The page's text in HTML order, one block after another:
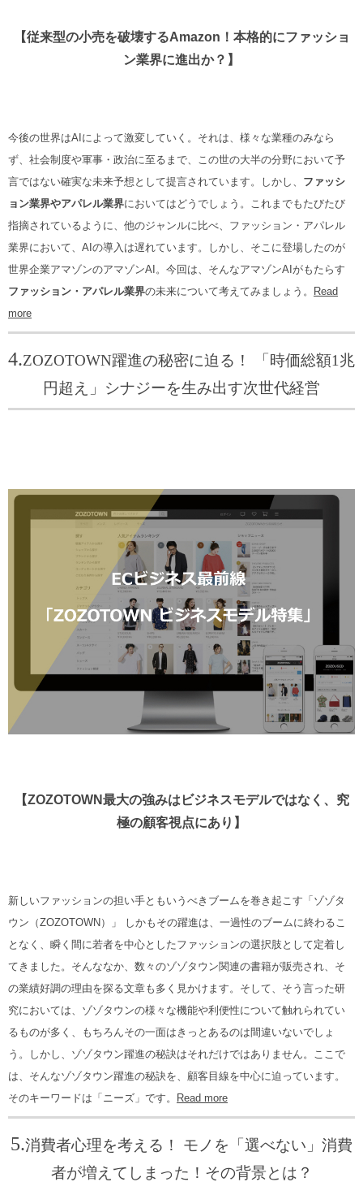
【従来型の小売を破壊するAmazon！本格的にファッショ
ン業界に進出か？】
今後の世界はAIによって激変していく。それは、様々な業種のみなら
ず、社会制度や軍事・政治に至るまで、この世の大半の分野において予
言ではない確実な未来予想として提言されています。しかし、 ファッシ
ョン業界やアパレル業界においてはどうでしょう。これまでもたびたび
指摘されているように、他のジャンルに比べ、ファッション・アパレル
業界において、AIの導入は遅れています。しかし、そこに登場したのが
世界企業アマゾンのアマゾンAI。今回は、そんなアマゾンAIがもたらす
ファッション・アパレル業界の未来について考えてみましょう。 Read
more
4.ZOZOTOWN躍進の秘密に迫る！ 「時価総額1兆
円超え」シナジーを生み出す次世代経営
【ZOZOTOWN最大の強みはビジネスモデルではなく、究
極の顧客視点にあり】
新しいファッションの担い手ともいうべきブームを巻き起こす「ゾゾタ
ウン（ZOZOTOWN）」
しかもその躍進は、一過性のブームに終わるこ
となく、瞬く間に若者を中心としたファッションの選択肢として定着し
てきました。そんななか、数々のゾゾタウン関連の書籍が販売され、そ
の業績好調の理由を探る文章も多く見かけます。そして、そう言った研
究においては、ゾゾタウンの様々な機能や利便性について触れられてい
るものが多く、もちろんその一面はきっとあるのは間違いないでしょ
う。しかし、ゾゾタウン躍進の秘訣はそれだけではありません。ここで
は、そんなゾゾタウン躍進の秘訣を、顧客目線を中心に迫っています。
そのキーワードは「ニーズ」です。
Read more
5.消費者心理を考える！ モノを「選べない」消費
者が増えてしまった！その背景とは？